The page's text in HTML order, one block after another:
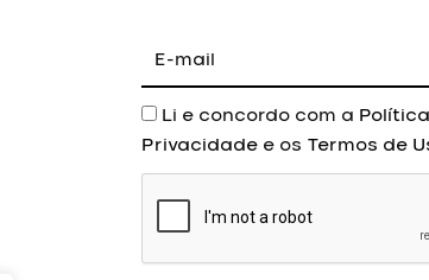
mail
Aceite
Li e concordo com a
Privacidade e os Termos de